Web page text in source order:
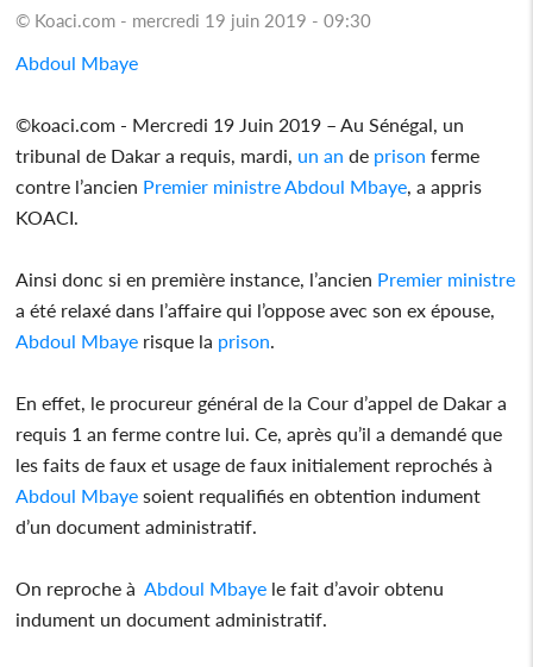
© Koaci.com - mercredi 19 juin 2019 - 09:30
Abdoul Mbaye
©koaci.com - Mercredi 19 Juin 2019 – Au Sénégal, un
tribunal de Dakar a requis, mardi, un an de prison ferme
contre l’ancien Premier ministre Abdoul Mbaye , a appris
KOACI.
Ainsi donc si en première instance, l’ancien Premier ministre
a été relaxé dans l’affaire qui l’oppose avec son ex épouse,
Abdoul Mbaye risque la prison
En effet, le procureur général de la Cour d’appel de Dakar a
requis 1 an ferme contre lui. Ce, après qu’il a demandé que
les faits de faux et usage de faux initialement reprochés à
Abdoul Mbaye soient requalifiés en obtention indument
d’un document administratif.
On reproche à Abdoul Mbaye le fait d’avoir obtenu
indument un document administratif.